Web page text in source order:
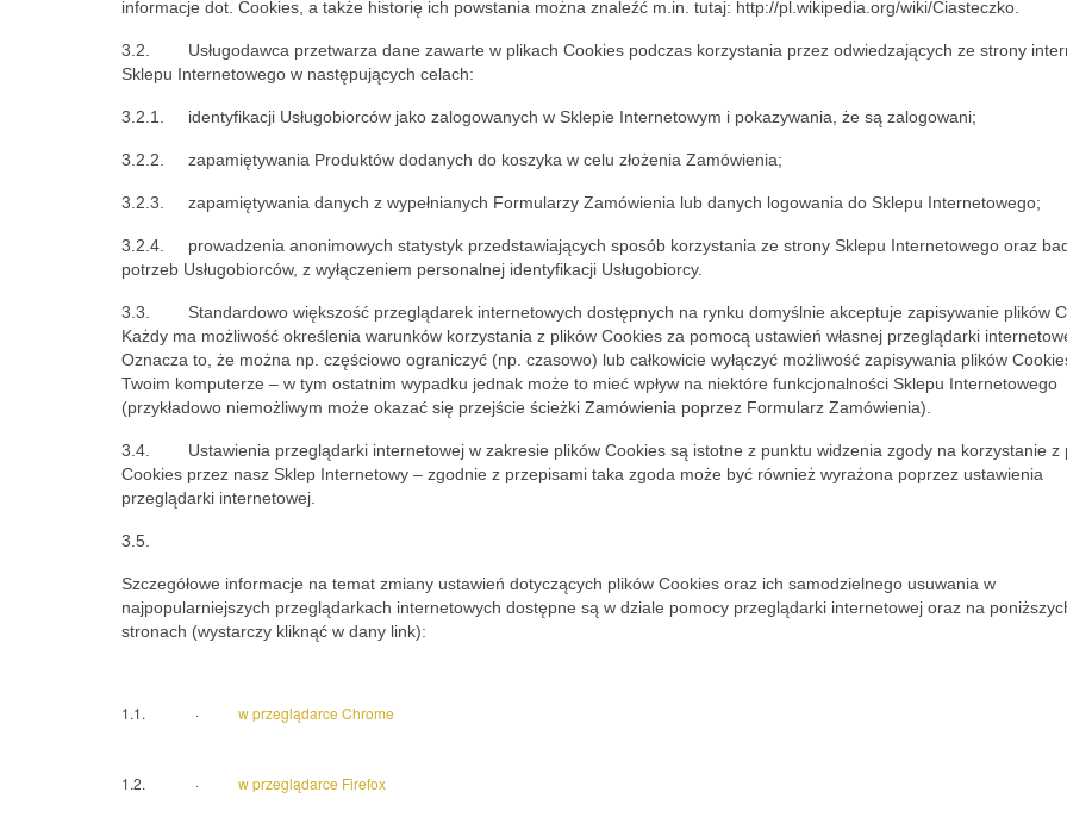
informacje dot. Cookies, a także historię ich powstania można znaleźć m.in. tutaj: http://pl.wikipedia.org/wiki/Ciasteczko.
3.2. Usługodawca przetwarza dane zawarte w plikach Cookies podczas korzystania przez odwiedzających ze strony
Sklepu Internetowego w następujących celach:
3.2.1. identyfikacji Usługobiorców jako zalogowanych w Sklepie Internetowym i pokazywania, że są zalogowani;
3.2.2. zapamiętywania Produktów dodanych do koszyka w celu złożenia Zamówienia;
3.2.3. zapamiętywania danych z wypełnianych Formularzy Zamówienia lub danych logowania do Sklepu Internetowego;
3.2.4. prowadzenia anonimowych statystyk przedstawiających sposób korzystania ze strony Sklepu Internetowego oraz
potrzeb Usługobiorców, z wyłączeniem personalnej identyfikacji Usługobiorcy.
3.3. Standardowo większość przeglądarek internetowych dostępnych na rynku domyślnie akceptuje zapisywanie plików
Każdy ma możliwość określenia warunków korzystania z plików Cookies za pomocą ustawień własnej przeglądarki
Oznacza to, że można np. częściowo ograniczyć (np. czasowo) lub całkowicie wyłączyć możliwość zapisywania plików
Twoim komputerze – w tym ostatnim wypadku jednak może to mieć wpływ na niektóre funkcjonalności Sklepu Internetowego
(przykładowo niemożliwym może okazać się przejście ścieżki Zamówienia poprzez Formularz Zamówienia).
3.4. Ustawienia przeglądarki internetowej w zakresie plików Cookies są istotne z punktu widzenia zgody na korzystanie z
Cookies przez nasz Sklep Internetowy – zgodnie z przepisami taka zgoda może być również wyrażona poprzez ustawienia
przeglądarki internetowej.
3.5.
Szczegółowe informacje na temat zmiany ustawień dotyczących plików Cookies oraz ich samodzielnego usuwania w
najpopularniejszych przeglądarkach internetowych dostępne są w dziale pomocy przeglądarki internetowej oraz na
stronach (wystarczy kliknąć w dany link):
1.1. · w przeglądarce Chrome
1.2. · w przeglądarce Firefox